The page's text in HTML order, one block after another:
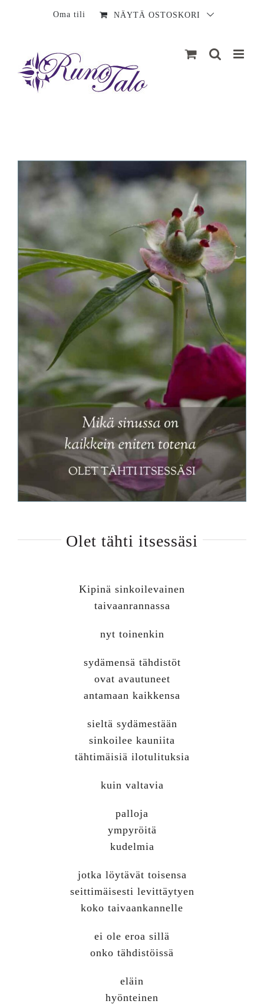
Oma tili NÄYTÄ OSTOSKORI
Olet tähti itsessäsi
Kipinä sinkoilevainen
taivaanrannassa
nyt toinenkin
sydämensä tähdistöt
ovat avautuneet
antamaan kaikkensa
sieltä sydämestään
sinkoilee kauniita
tähtimäisiä ilotulituksia
kuin valtavia
palloja
ympyröitä
kudelmia
jotka löytävät toisensa
seittimäisesti levittäytyen
koko taivaankannelle
ei ole eroa sillä
onko tähdistöissä
eläin
hyönteinen